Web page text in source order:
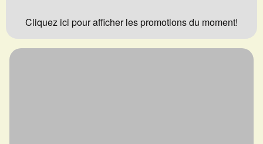
Cliquez ici pour afficher les promotions du moment!